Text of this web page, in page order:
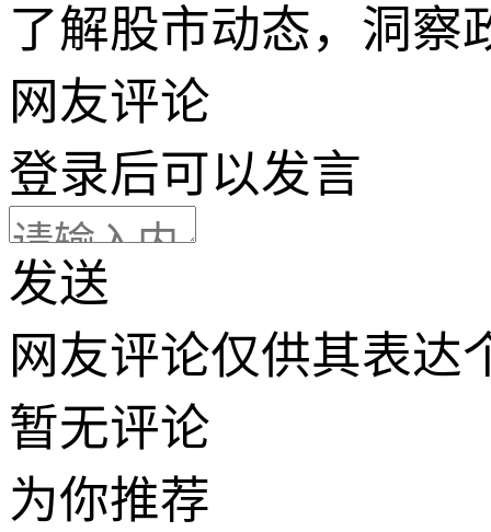
了解股市动态，洞察
网友评论
登录后可以发言
发送
网友评论仅供其表达
暂无评论
为你推荐